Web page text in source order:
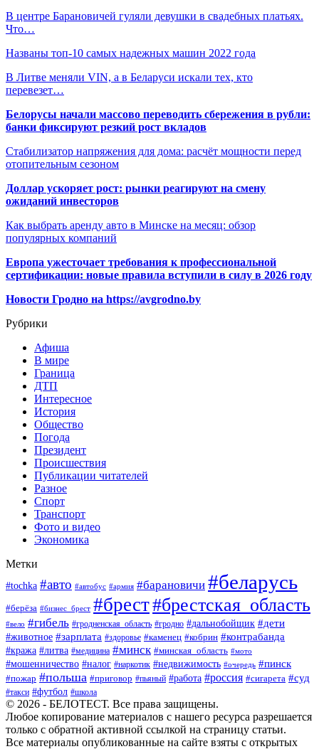
В центре Барановичей гуляли девушки в свадебных платьях.
Что…
Названы топ-10 самых надежных машин 2022 года
В Литве меняли VIN, а в Беларуси искали тех, кто
перевезет…
Белорусы начали массово переводить сбережения в рубли:
банки фиксируют резкий рост вкладов
Стабилизатор напряжения для дома: расчёт мощности перед
отопительным сезоном
Доллар ускоряет рост: рынки реагируют на смену
ожиданий инвесторов
Как выбрать аренду авто в Минске на месяц: обзор
популярных компаний
Европа ужесточает требования к профессиональной
сертификации: новые правила вступили в силу в 2026 году
Новости Гродно на https://avgrodno.by
Рубрики
Афиша
В мире
Граница
ДТП
Интересное
История
Общество
Погода
Президент
Происшествия
Публикации читателей
Разное
Спорт
Транспорт
Фото и видео
Экономика
Метки
#tochka #авто #автобус #армия #барановичи #беларусь
#берёза #бизнес_брест #брест#брестская_область
#вело #гибель #гродненская_область #гродно #дальнобойщик #дети
#животное #зарплата #здоровье #каменец #кобрин #контрабанда
#кража #литва #медицина #минск #минская_область #мото
#мошенничество #налог #наркотик #недвижимость #очередь #пинск
#пожар #польша #приговор #пьяный #работа #россия #сигарета #суд
#такси #футбол #школа
© 2026 - БЕЛОТЕСТ. Все права защищены.
Любое копирование материалов с нашего ресурса разрешается
только с обратной активной ссылкой на страницу статьи.
Все материалы опубликованные на сайте взяты с открытых